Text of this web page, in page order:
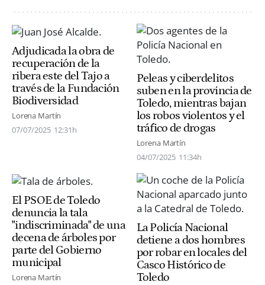
Adjudicada la obra de
recuperación de la
ribera este del Tajo a
través de la Fundación
Biodiversidad
Lorena Martín
07/07/2025 12:31h
Peleas y ciberdelitos
suben en la provincia de
Toledo, mientras bajan
los robos violentos y el
tráfico de drogas
Lorena Martín
04/07/2025 11:34h
El PSOE de Toledo
denuncia la tala
"indiscriminada" de una
decena de árboles por
parte del Gobierno
municipal
Lorena Martín
La Policía Nacional
detiene a dos hombres
por robar en locales del
Casco Histórico de
Toledo